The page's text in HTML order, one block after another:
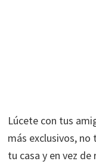
Lúcete con tus
más exclusivos, no
tu casa y en vez